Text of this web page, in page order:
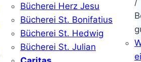
Bücherei Herz Jesu
Bücherei St. Bonifatius
Bücherei St. Hedwig
Bücherei St. Julian
/